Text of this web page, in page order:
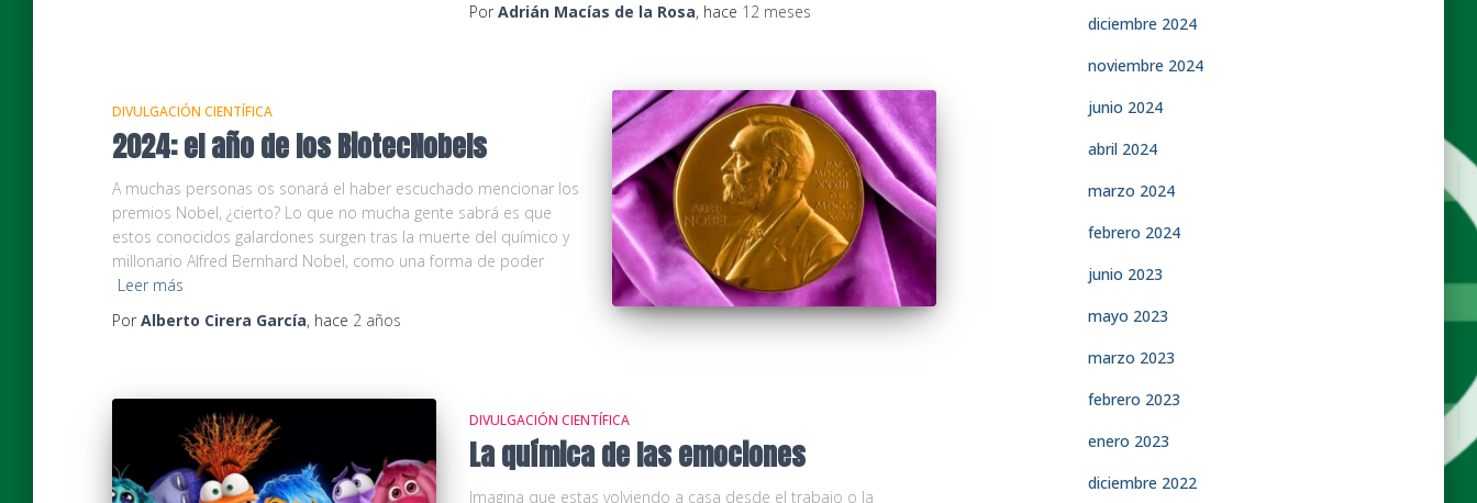
Por Adrián Macías de la Rosa, hace 12 meses
DIVULGACIÓN CIENTÍFICA
2024: el año de los BiotecNobels
A muchas personas os sonará el haber escuchado mencionar los
premios Nobel, ¿cierto? Lo que no mucha gente sabrá es que
estos conocidos galardones surgen tras la muerte del químico y
millonario Alfred Bernhard Nobel, como una forma de poder
Leer más
Por Alberto Cirera García, hace 2 años
DIVULGACIÓN CIENTÍFICA
La química de las emociones
Imagina que estas volviendo a casa desde el trabajo o la
diciembre 2024
noviembre 2024
junio 2024
abril 2024
marzo 2024
febrero 2024
junio 2023
mayo 2023
marzo 2023
febrero 2023
enero 2023
diciembre 2022